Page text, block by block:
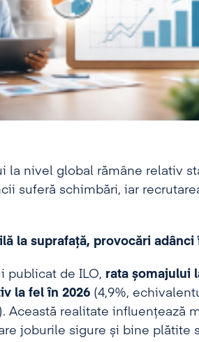
la nivel global rămâne relativ
suferă schimbări, iar
la suprafață, provocări adânci
publicat de ILO, rata șomajului
la fel în 2026(4,9%,
Această realitate influențează
joburile sigure și bine plătite